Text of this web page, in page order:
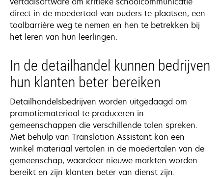
direct in de moedertaal van ouders te plaatsen, een
taalbarrière weg te nemen en hen te betrekken bij
het leren van hun leerlingen.
In de detailhandel kunnen bedrijven
hun klanten beter bereiken
Detailhandelsbedrijven worden uitgedaagd om
promotiemateriaal te produceren in
gemeenschappen die verschillende talen spreken.
Met behulp van Translation Assistant kan een
winkel materiaal vertalen in de moedertalen van de
gemeenschap, waardoor nieuwe markten worden
bereikt en zijn klanten beter van dienst zijn.